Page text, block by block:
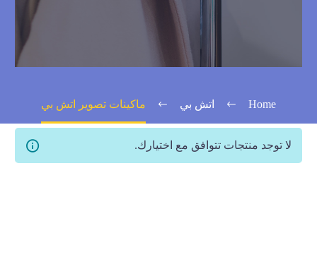
Home اتش بي ماكينات تصوير اتش بي
لا توجد منتجات تتوافق مع اختيارك.